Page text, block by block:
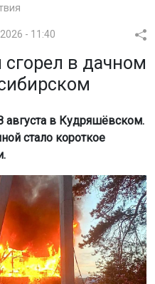
- 11:40
в дачном
в Кудряшёвском.
стало короткое